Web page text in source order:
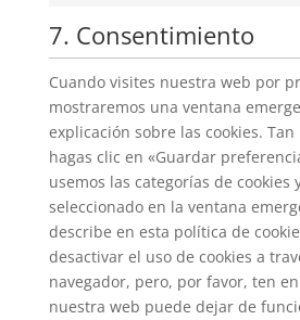
7. Consentimiento
Cuando visites nuestra web por
mostraremos una ventana
explicación sobre las cookies.
hagas clic en «Guardar
usemos las categorías de cookies
seleccionado en la ventana
describe en esta política de
desactivar el uso de cookies a
navegador, pero, por favor, ten
nuestra web puede dejar de